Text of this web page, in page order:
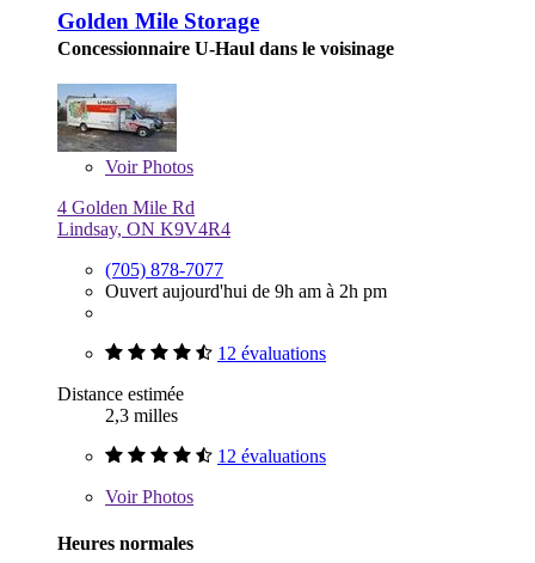
Golden Mile Storage
Concessionnaire U-Haul dans le voisinage
VoirPhotos
4 Golden Mile Rd
Lindsay, ON K9V4R4
(705) 878-7077
Ouvert aujourd'hui de 9h am à 2h pm
12 évaluations
Distance estimée
2,3 milles
12 évaluations
VoirPhotos
Heures normales